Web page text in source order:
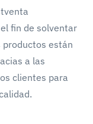
fin de solventar
están
a las
clientes para